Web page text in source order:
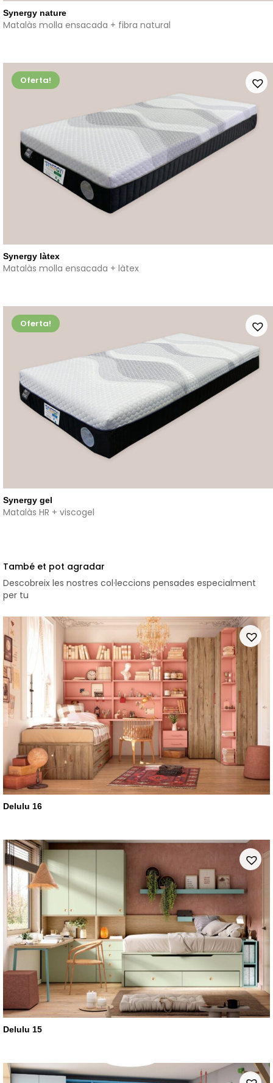
Synergy nature
Matalàs molla ensacada + fibra natural
Oferta!
Synergy làtex
Matalàs molla ensacada + làtex
Oferta!
Synergy gel
Matalàs HR + viscogel
També et pot agradar
Descobreix les nostres col·leccions pensades especialment
per tu
Delulu 16
Delulu 15